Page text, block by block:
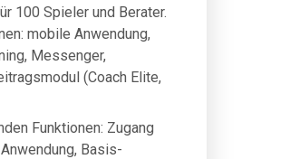
100 Spieler und Berater.
mobile Anwendung,
Messenger,
(Coach Elite,
Funktionen: Zugang
Basis-